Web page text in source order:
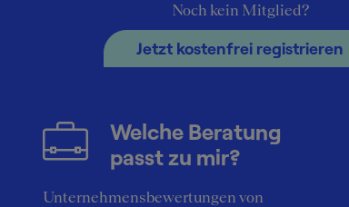
Noch kein Mitglied?
Jetzt kostenfrei registrieren
Welche Beratung
passt zu mir?
Unternehmensbewertungen von